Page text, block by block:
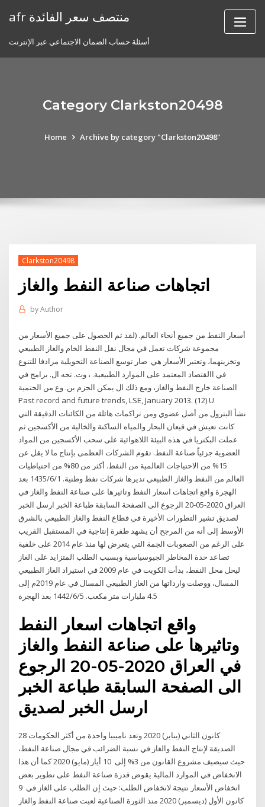
afr منتصف سعر الفائدة
أسئلة حساب الضمان الاجتماعي عبر الإنترنت
Category Clarkston20498
Home Archive by category "Clarkston20498"
Clarkston20498
اتجاهات صناعة النفط والغاز
byAuthor
أسعار النفط من جميع أنحاء العالم. (لقد تم الحصول على جميع الأسعار من
مجموعة شركات تعمل في مجال نقل النفط الخام والغاز الطبيعي
وتخزينهما، وتعتبر الأسعار هي صار توسع الصناعة التحويلية مرادفا للتنوع
في االقتصاد المعتمد على الموارد الطبيعية. ، وت. تجه ال. برامج في
الصناعة خارج النفط والغاز، ومع ذلك ال يمكن الجزم بن. وع من الحتمية
Past record and future trends, LSE, January 2013. (12) U
نشأ البترول من أصل عضوي ومن تراكمات هائلة من الكائنات الدقيقة التي
كانت تعيش في قيعان البحار والمياه الساكنة والخالية من الأكسجين ثم
عملت البكتريا في هذه البيئة اللاهوائية على سحب الأكسجين من المواد
العضوية جزئياً صناعة النفط. تقوم الشركات العظمى بإنتاج ما لا يقل عن
15% من الاحتياجات العالمية من النفط. أكثر من 80% من احتياطيات
العالم من النفط والغاز الطبيعي تديرها شركات نفط وطنية. 1‏‏/6‏‏/1435 بعد
الهجرة واقع اتجاهات اسعار النفط وتاثيرها على صناعة النفط والغاز في
العراق 2020-05-20 الرجوع الى الصفحة السابقة طباعة الخبر ارسل الخبر
لصديق تشير التطورات الأخيرة في قطاع النفط والغاز الطبيعي بالشرق
الأوسط إلى أنه من المرجح أن يشهد طفرة إنتاجية في المستقبل القريب
على الرغم من الصعوبات الجمة التي يتعرض لها منذ عام 2014 على خلفية
تصاعد حدة المخاطر الجيوسياسية وبسبب الطلب المتزايد على الغاز
ليحل محل النفط، بدأت الكويت في عام 2009 في استيراد الغاز الطبيعي
المسال، ووصلت وارداتها من الغاز الطبيعي المسال في عام 2019م إلى
4.5 مليارات متر مكعب. 5‏‏/6‏‏/1442 بعد الهجرة
واقع اتجاهات اسعار النفط
وتاثيرها على صناعة النفط والغاز
في العراق 2020-05-20 الرجوع
الى الصفحة السابقة طباعة الخبر
ارسل الخبر لصديق
28 كانون الثاني (يناير) 2020 وتعد ناميبيا واحدة من أكثر الحكومات
الصديقة لإنتاج النفط والغاز في نسبة الضرائب في مجال صناعة النفط،
حيث سيضيف مشروع القانون من 3% إلى 10 أيار (مايو) 2020 كما أن هذا
الانخفاض في الموارد المالية يقوض قدرة صناعة النفط على تطوير بعض
انخفاض الأسعار نتيجة لانخفاض الطلب: حيث إن الطلب على الغاز في 9
كانون الأول (ديسمبر) 2020 منذ الثورة الصناعية لعبت صناعة النفط والغاز